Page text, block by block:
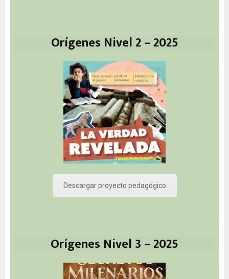
Orígenes Nivel 2 – 2025
Descargar proyecto pedagógico
Orígenes Nivel 3 – 2025